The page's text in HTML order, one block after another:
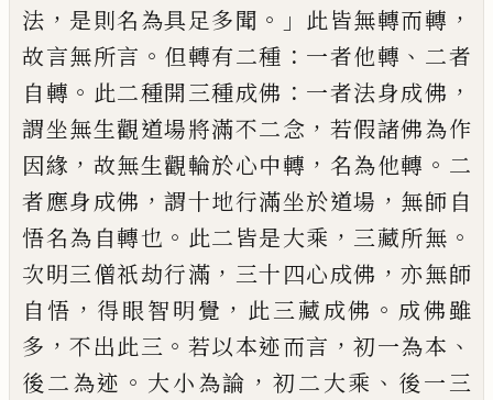
法 ， 是則名為具足多聞 。」 此皆無轉而轉 ，
故言無所言 。 但轉有二種 ： 一者他轉 、 二者
自轉 。 此二種開三種成佛 ： 一者法身成佛 ，
謂坐無生觀道場將滿不二念 ， 若假諸佛為作
因緣 ， 故無生觀輪於心中轉 ， 名為他轉 。 二
者應身成佛 ，謂十地行滿坐於道場 ， 無師自
悟名為自轉也 。 此二皆是大乘 ， 三藏所無 。
次明三僧祇劫行滿 ， 三十四心成佛 ，亦無師
自悟 ， 得眼智明覺 ， 此三藏成佛 。 成佛雖
多 ，不出此三 。 若以本迹而言 ，初一為本 、
後二為迹 。 大小為論 ， 初二大乘 、 後一三